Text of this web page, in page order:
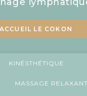
ACCUEIL LE COKON
KINÉSTHÉTIQUE
MASSAGE RELAXANT